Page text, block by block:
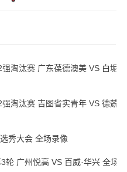
淘汰赛 广东葆德澳美 VS 白坭兴
淘汰赛 吉图省实青年 VS 德兢艾
秀大会 全场录像
广州悦高 VS 百威·华兴 全场录